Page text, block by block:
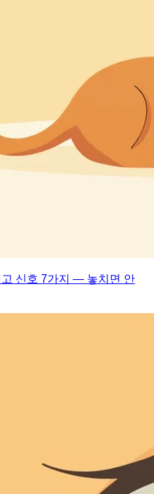
신호 7가지 — 놓치면 안